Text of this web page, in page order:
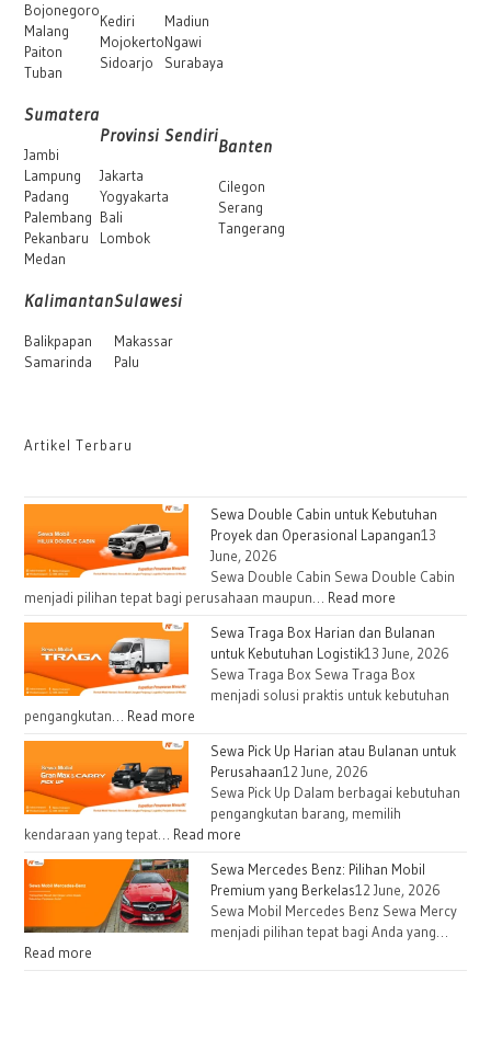
Bojonegoro
Malang
Paiton
Tuban
Kediri
Mojokerto
Sidoarjo
Madiun
Ngawi
Surabaya
Sumatera
Jambi
Lampung
Padang
Palembang
Pekanbaru
Medan
Provinsi Sendiri
Jakarta
Yogyakarta
Bali
Lombok
Banten
Cilegon
Serang
Tangerang
Kalimantan
Balikpapan
Samarinda
Sulawesi
Makassar
Palu
Artikel Terbaru
Sewa Double Cabin untuk Kebutuhan
Proyek dan Operasional Lapangan13
June, 2026
Sewa Double Cabin Sewa Double Cabin
menjadi pilihan tepat bagi perusahaan maupun… Read more
Sewa Traga Box Harian dan Bulanan
untuk Kebutuhan Logistik13 June, 2026
Sewa Traga Box Sewa Traga Box
menjadi solusi praktis untuk kebutuhan
pengangkutan… Read more
Sewa Pick Up Harian atau Bulanan untuk
Perusahaan12 June, 2026
Sewa Pick Up Dalam berbagai kebutuhan
pengangkutan barang, memilih
kendaraan yang tepat… Read more
Sewa Mercedes Benz: Pilihan Mobil
Premium yang Berkelas12 June, 2026
Sewa Mobil Mercedes Benz Sewa Mercy
menjadi pilihan tepat bagi Anda yang…
Read more